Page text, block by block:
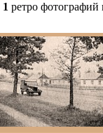
1 ретро